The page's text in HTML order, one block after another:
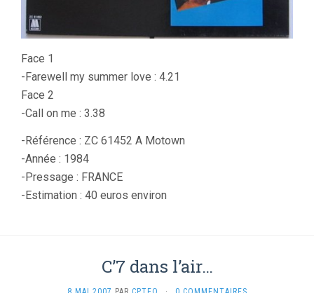
Face 1
-Farewell my summer love : 4.21
Face 2
-Call on me : 3.38
-Référence : ZC 61452 A Motown
-Année : 1984
-Pressage : FRANCE
-Estimation : 40 euros environ
C’7 dans l’air…